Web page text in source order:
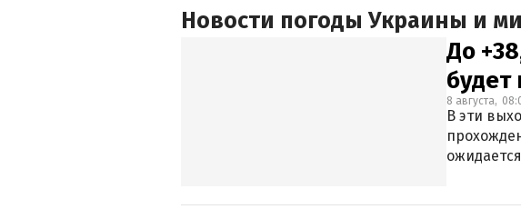
Новости погоды Украины и
До
8 августа,
В эти